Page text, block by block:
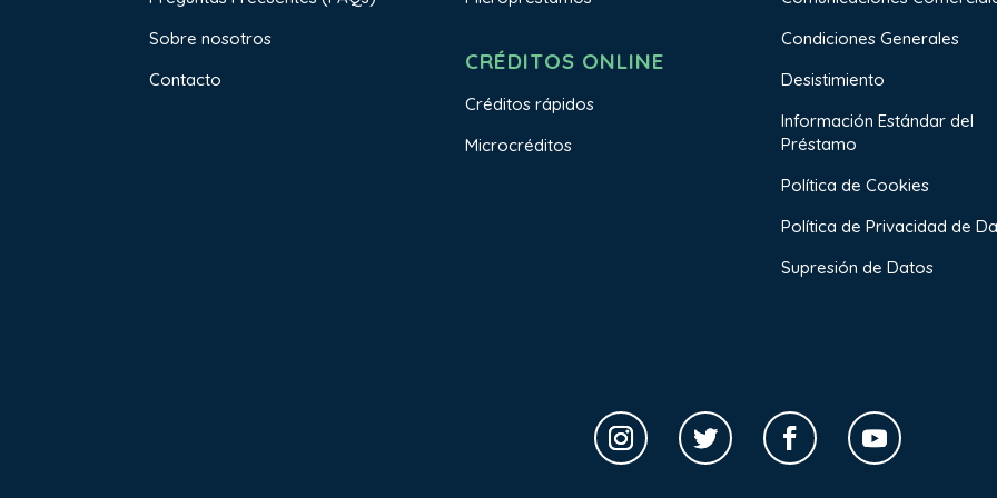
Sobre nosotros
Contacto
CRÉDITOS ONLINE
Créditos rápidos
Microcréditos
Condiciones Generales
Desistimiento
Información Estándar del
Préstamo
Política de Cookies
Política de Privacidad de
Supresión de Datos